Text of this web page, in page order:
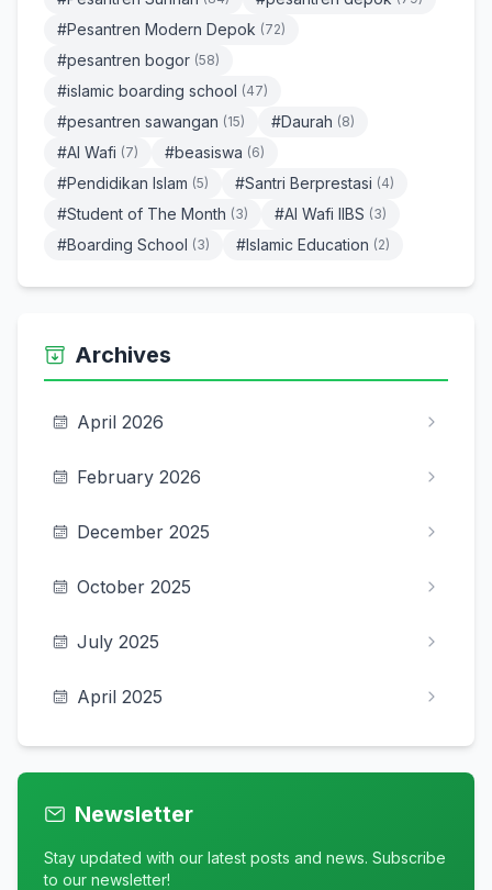
#Pesantren Modern Depok (72)
#pesantren bogor (58)
#islamic boarding school (47)
#pesantren sawangan (15) #Daurah (8)
#Al Wafi (7) #beasiswa (6)
#Pendidikan Islam (5) #Santri Berprestasi (4)
#Student of The Month (3) #Al Wafi IIBS (3)
#Boarding School (3) #Islamic Education (2)
Archives
April 2026
February 2026
December 2025
October 2025
July 2025
April 2025
Newsletter
Stay updated with our latest posts and news. Subscribe
to our newsletter!